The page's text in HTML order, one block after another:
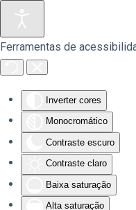
Ferramentas de
Inverter cores
Monocromático
Contraste escuro
Contraste claro
Baixa saturação
Alta saturação
Saltar para o